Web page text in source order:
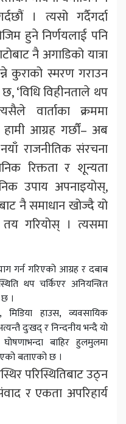
। त्यसो गर्दैगर्दा
हुने निर्णयलाई पनि
नै अगाडिको यात्रा
कुराको स्मरण गराउन
छ, ‘विधि विहीनताले थप
वार्ताका क्रममा
हामी आग्रह गर्छौं– अब
राजनीतिक संरचना
रिक्तता र शून्यता
उपाय अपनाइयोस्,
नै समाधान खोज्दै यो
तय गरियोस् । त्यसमा
गर्न गरिएको आग्रह र दबाब
थप चर्किएर अनियन्त्रित
।
हाउस, व्यवसायिक
दुःखद् र निन्दनीय भन्दै यो
बाहिर हुलमुलमा
बताएको छ ।
परिस्थितिबाट उठ्न
र एकता अपरिहार्य